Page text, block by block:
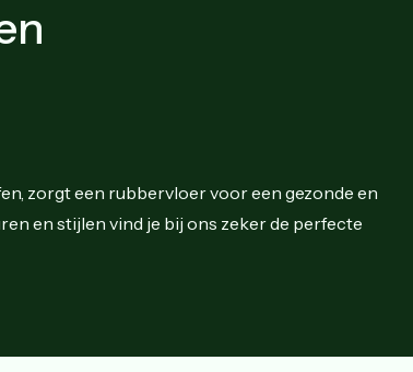
zorgt een rubbervloer voor een gezonde en
en stijlen vind je bij ons zeker de perfecte